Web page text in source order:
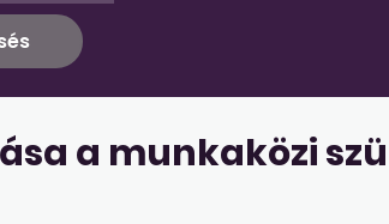
a munkaközi